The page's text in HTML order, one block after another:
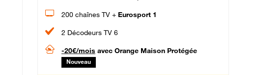
200 chaînes TV + Eurosport 1
2 Décodeurs TV 6
-20€/mois avec Orange Maison Protégée
Nouveau